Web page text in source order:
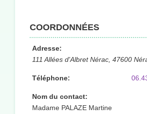
COORDONNÉES
Adresse:
111 Allées d'Albret Nérac, 47600
Téléphone:
Nom du contact:
Madame PALAZE Martine